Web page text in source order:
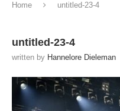
Home untitled-23-4
untitled-23-4
written by Hannelore Dieleman